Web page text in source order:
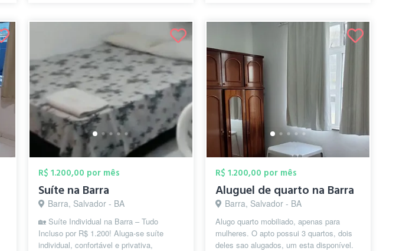
R$ 1.200,00 por mês
Suíte na Barra
Barra, Salvador - BA
🏡 Suíte Individual na Barra – Tudo
Incluso por R$ 1.200! Aluga-se suíte
individual, confortável e privativa,
R$ 1.200,00 por mês
Aluguel de quarto na Barra
Barra, Salvador - BA
Alugo quarto mobiliado, apenas para
mulheres. O apto possui 3 quartos, dois
deles sao alugados, um esta disponível.